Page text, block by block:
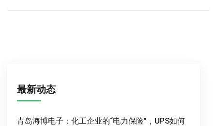
最新动态
青岛海博电子：化工企业的“电力保险”，UPS如何